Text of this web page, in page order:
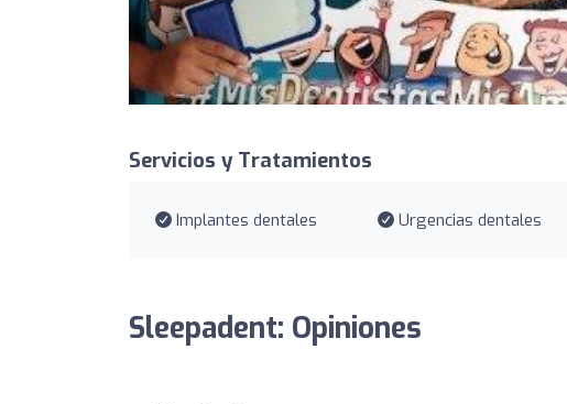
Servicios y Tratamientos
Implantes dentales Urgencias dentales
Sleepadent: Opiniones